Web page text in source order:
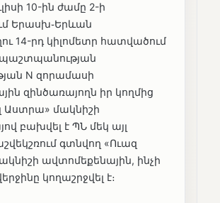
10-ին ժամը 2-ի
Երասխ֊Երևան
14-րդ կիլոմետր հատվածում
N զորամասի
զինծառայողն իր կողմից
Աստրա» մակնիշի
բախվել է ՊՆ մեկ այլ
գտնվող «Ուազ
ավտոմեքենային, ինչի
կողաշրջվել է։